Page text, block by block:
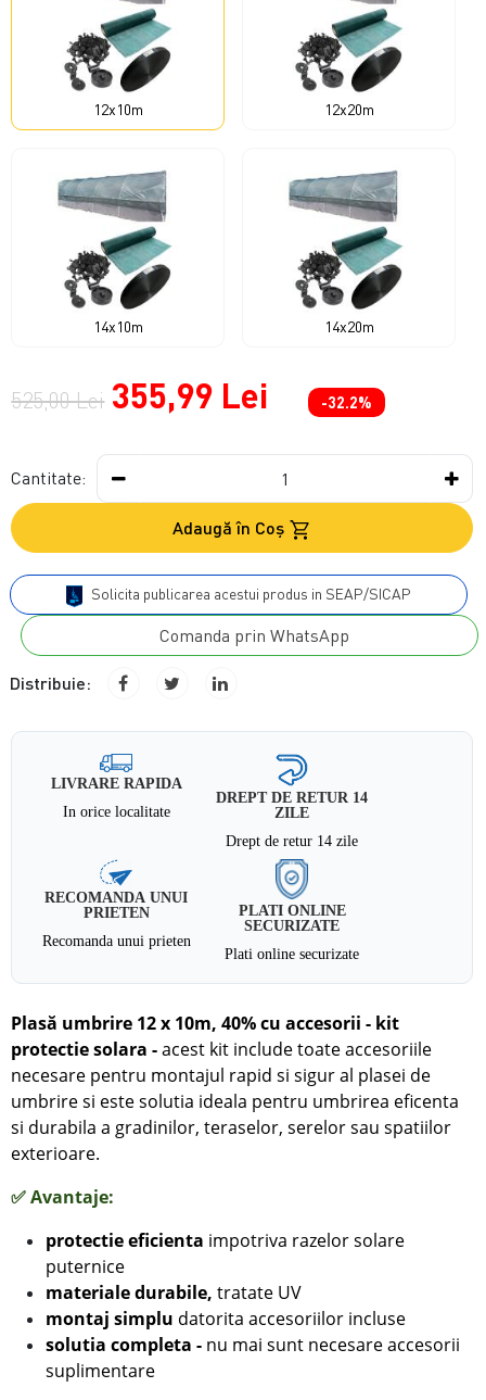
12x10m 12x20m
14x10m 14x20m
525,00 Lei 355,99 Lei -32.2%
Cantitate:
Adaugă în Coş
Solicita publicarea acestui produs in SEAP/SICAP
Comanda prin WhatsApp
Distribuie:
LIVRARE RAPIDA
In orice localitate
DREPT DE RETUR 14
ZILE
Drept de retur 14 zile
RECOMANDA UNUI
PRIETEN
Recomanda unui prieten
PLATI ONLINE
SECURIZATE
Plati online securizate
Plasă umbrire 12 x 10m, 40% cu accesorii - kit
protectie solara -acest kit include toate accesoriile
necesare pentru montajul rapid si sigur al plasei de
umbrire si este solutia ideala pentru umbrirea eficenta
si durabila a gradinilor, teraselor, serelor sau spatiilor
exterioare.
✅Avantaje:
protectie eficienta impotriva razelor solare
puternice
materiale durabile,tratate UV
montaj simplu datorita accesoriilor incluse
solutia completa - nu mai sunt necesare accesorii
suplimentare